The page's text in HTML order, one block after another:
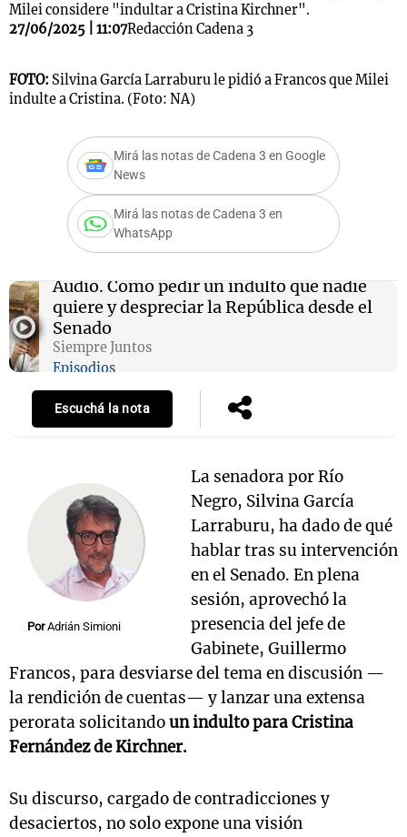
Milei considere "indultar a Cristina Kirchner".
27/06/2025 | 11:07Redacción Cadena 3
FOTO: Silvina García Larraburu le pidió a Francos que Milei
indulte a Cristina. (Foto: NA)
Mirá las notas de Cadena 3 en Google
News
Mirá las notas de Cadena 3 en
WhatsApp
Audio. Cómo pedir un indulto que nadie
quiere y despreciar la República desde el
Senado
Siempre Juntos
Episodios
Escuchá la nota
Por Adrián Simioni
La senadora por Río
Negro, Silvina García
Larraburu, ha dado de qué
hablar tras su intervención
en el Senado. En plena
sesión, aprovechó la
presencia del jefe de
Gabinete, Guillermo
Francos, para desviarse del tema en discusión —
la rendición de cuentas— y lanzar una extensa
perorata solicitandoun indulto para Cristina
Fernández de Kirchner.
Su discurso, cargado de contradicciones y
desaciertos, no solo expone una visión
Notas
Mundial 2026
La Sole en